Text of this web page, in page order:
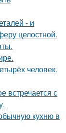
- и
целостной.
человек.
встречается с
кухню в